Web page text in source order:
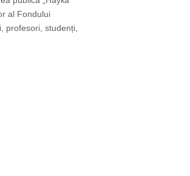
al Fondului
profesori, studenți,